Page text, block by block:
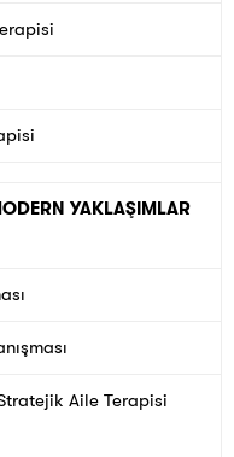
YAKLAŞIMLAR
Aile Terapisi